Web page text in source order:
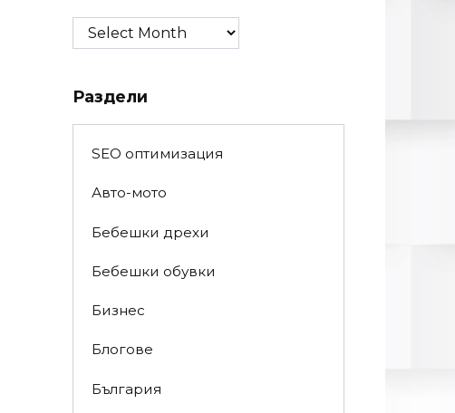
Archives
Раздели
SEO оптимизация
Авто-мото
Бебешки дрехи
Бебешки обувки
Бизнес
Блогове
България